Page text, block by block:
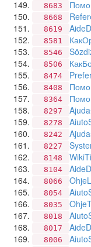
8683
8668
8619
8581
8546
8506
8474
8408
8364
8297
8278
8242
8227
8148
8104
8066
8054
8035
8018
8017
8006